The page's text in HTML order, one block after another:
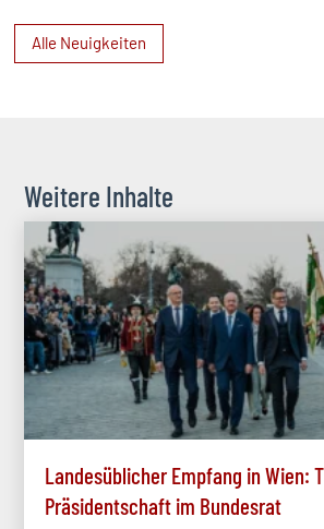
Alle Neuigkeiten
Weitere Inhalte
Landesüblicher Empfang in Wien:
Präsidentschaft im Bundesrat